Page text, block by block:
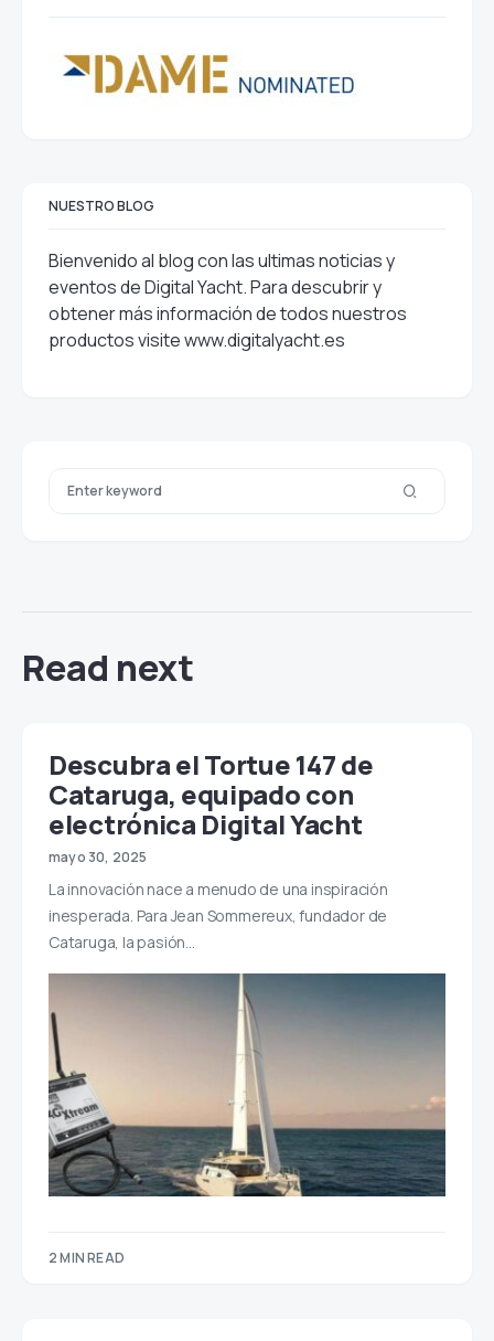
NUESTRO BLOG
Bienvenido al blog con las ultimas noticias y
eventos de Digital Yacht. Para descubrir y
obtener más información de todos nuestros
productos visitewww.digitalyacht.es
Read next
Descubra el Tortue 147 de
Cataruga, equipado con
electrónica Digital Yacht
mayo 30, 2025
La innovación nace a menudo de una inspiración
inesperada. Para Jean Sommereux, fundador de
Cataruga, la pasión…
2 MIN READ